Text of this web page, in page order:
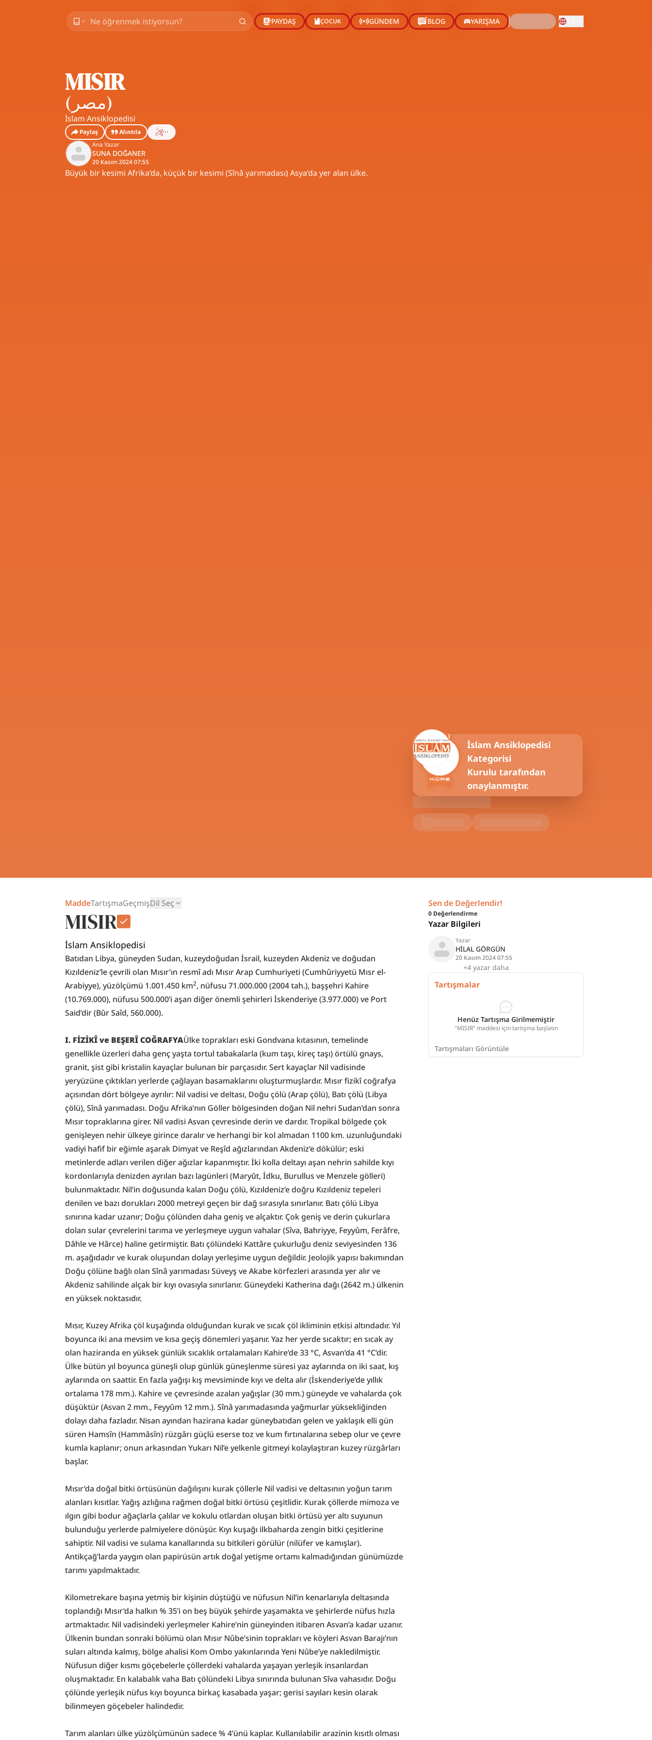
PAYDAŞ ÇOCUK GÜNDEM BLOG YARIŞMA
MISIR
( مصر)
İslam Ansiklopedisi
Paylaş
Alıntıla
Ana Yazar
SUNA DOĞANER
20 Kasım 2024 07:55
Büyük bir kesimi Afrika’da, küçük bir kesimi (Sînâ yarımadası) Asya’da yer alan ülke.
İslam Ansiklopedisi
Kategorisi
Kurulu tarafından
onaylanmıştır.
MaddeTartışmaGeçmişDil Seç
MISIR
İslam Ansiklopedisi
Batıdan Libya, güneyden Sudan, kuzeydoğudan İsrail, kuzeyden Akdeniz ve doğudan
Kızıldeniz’le çevrili olan Mısır’ın resmî adı Mısır Arap Cumhuriyeti (Cumhûriyyetü Mısr el-
Arabiyye), yüzölçümü 1.001.450 km2, nüfusu 71.000.000 (2004 tah.), başşehri Kahire
(10.769.000), nüfusu 500.000’i aşan diğer önemli şehirleri İskenderiye (3.977.000) ve Port
Said’dir (Bûr Saîd, 560.000).
I. FİZİKÎ ve BEŞERÎ COĞRAFYAÜlke toprakları eski Gondvana kıtasının, temelinde
genellikle üzerleri daha genç yaşta tortul tabakalarla (kum taşı, kireç taşı) örtülü gnays,
granit, şist gibi kristalin kayaçlar bulunan bir parçasıdır. Sert kayaçlar Nil vadisinde
yeryüzüne çıktıkları yerlerde çağlayan basamaklarını oluşturmuşlardır. Mısır fizikî coğrafya
açısından dört bölgeye ayrılır: Nil vadisi ve deltası, Doğu çölü (Arap çölü), Batı çölü (Libya
çölü), Sînâ yarımadası. Doğu Afrika’nın Göller bölgesinden doğan Nil nehri Sudan’dan sonra
Mısır topraklarına girer. Nil vadisi Asvan çevresinde derin ve dardır. Tropikal bölgede çok
genişleyen nehir ülkeye girince daralır ve herhangi bir kol almadan 1100 km. uzunluğundaki
vadiyi hafif bir eğimle aşarak Dimyat ve Reşîd ağızlarından Akdeniz’e dökülür; eski
metinlerde adları verilen diğer ağızlar kapanmıştır. İki kolla deltayı aşan nehrin sahilde kıyı
kordonlarıyla denizden ayrılan bazı lagünleri (Maryût, İdku, Burullus ve Menzele gölleri)
bulunmaktadır. Nil’in doğusunda kalan Doğu çölü, Kızıldeniz’e doğru Kızıldeniz tepeleri
denilen ve bazı dorukları 2000 metreyi geçen bir dağ sırasıyla sınırlanır. Batı çölü Libya
sınırına kadar uzanır; Doğu çölünden daha geniş ve alçaktır. Çok geniş ve derin çukurlara
dolan sular çevrelerini tarıma ve yerleşmeye uygun vahalar (Sîva, Bahriyye, Feyyûm, Ferâfre,
Dâhle ve Hârce) haline getirmiştir. Batı çölündeki Kattâre çukurluğu deniz seviyesinden 136
m. aşağıdadır ve kurak oluşundan dolayı yerleşime uygun değildir. Jeolojik yapısı bakımından
Doğu çölüne bağlı olan Sînâ yarımadası Süveyş ve Akabe körfezleri arasında yer alır ve
Akdeniz sahilinde alçak bir kıyı ovasıyla sınırlanır. Güneydeki Katherina dağı (2642 m.) ülkenin
en yüksek noktasıdır.
Mısır, Kuzey Afrika çöl kuşağında olduğundan kurak ve sıcak çöl ikliminin etkisi altındadır. Yıl
boyunca iki ana mevsim ve kısa geçiş dönemleri yaşanır. Yaz her yerde sıcaktır; en sıcak ay
olan haziranda en yüksek günlük sıcaklık ortalamaları Kahire’de 33 °C, Asvan’da 41 °C’dir.
Ülke bütün yıl boyunca güneşli olup günlük güneşlenme süresi yaz aylarında on iki saat, kış
aylarında on saattir. En fazla yağışı kış mevsiminde kıyı ve delta alır (İskenderiye’de yıllık
ortalama 178 mm.). Kahire ve çevresinde azalan yağışlar (30 mm.) güneyde ve vahalarda çok
düşüktür (Asvan 2 mm., Feyyûm 12 mm.). Sînâ yarımadasında yağmurlar yüksekliğinden
dolayı daha fazladır. Nisan ayından hazirana kadar güneybatıdan gelen ve yaklaşık elli gün
süren Hamsîn (Hammâsîn) rüzgârı güçlü eserse toz ve kum fırtınalarına sebep olur ve çevre
kumla kaplanır; onun arkasından Yukarı Nil’e yelkenle gitmeyi kolaylaştıran kuzey rüzgârları
başlar.
Mısır’da doğal bitki örtüsünün dağılışını kurak çöllerle Nil vadisi ve deltasının yoğun tarım
alanları kısıtlar. Yağış azlığına rağmen doğal bitki örtüsü çeşitlidir. Kurak çöllerde mimoza ve
ılgın gibi bodur ağaçlarla çalılar ve kokulu otlardan oluşan bitki örtüsü yer altı suyunun
bulunduğu yerlerde palmiyelere dönüşür. Kıyı kuşağı ilkbaharda zengin bitki çeşitlerine
sahiptir. Nil vadisi ve sulama kanallarında su bitkileri görülür (nilüfer ve kamışlar).
Antikçağ’larda yaygın olan papirüsün artık doğal yetişme ortamı kalmadığından günümüzde
tarımı yapılmaktadır.
Kilometrekare başına yetmiş bir kişinin düştüğü ve nüfusun Nil’in kenarlarıyla deltasında
toplandığı Mısır’da halkın % 35’i on beş büyük şehirde yaşamakta ve şehirlerde nüfus hızla
artmaktadır. Nil vadisindeki yerleşmeler Kahire’nin güneyinden itibaren Asvan’a kadar uzanır.
Ülkenin bundan sonraki bölümü olan Mısır Nûbe’sinin toprakları ve köyleri Asvan Barajı’nın
suları altında kalmış, bölge ahalisi Kom Ombo yakınlarında Yeni Nûbe’ye nakledilmiştir.
Nüfusun diğer kısmı göçebelerle çöllerdeki vahalarda yaşayan yerleşik insanlardan
oluşmaktadır. En kalabalık vaha Batı çölündeki Libya sınırında bulunan Sîva vahasıdır. Doğu
çölünde yerleşik nüfus kıyı boyunca birkaç kasabada yaşar; gerisi sayıları kesin olarak
bilinmeyen göçebeler halindedir.
Tarım alanları ülke yüzölçümünün sadece % 4’ünü kaplar. Kullanılabilir arazinin kısıtlı olması
Sen de Değerlendir!
0 Değerlendirme
Yazar Bilgileri
Yazar
HİLAL GÖRGÜN
20 Kasım 2024 07:55
+4 yazar daha
Tartışmalar
Henüz Tartışma Girilmemiştir
"MISIR" maddesi için tartışma başlatın
Tartışmaları Görüntüle